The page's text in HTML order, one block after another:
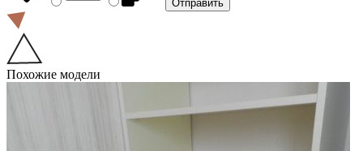
Похожие модели